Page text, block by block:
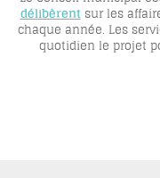
délibèrentsur les
chaque année. Les
quotidien le projet